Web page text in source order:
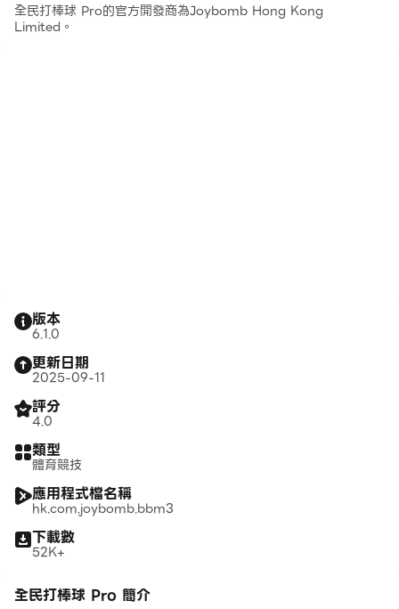
全民打棒球 Pro的官方開發商為Joybomb Hong Kong
Limited。
版本
6.1.0
更新日期
2025-09-11
評分
4.0
類型
體育競技
應用程式檔名稱
hk.com.joybomb.bbm3
下載數
52K+
全民打棒球 Pro 簡介